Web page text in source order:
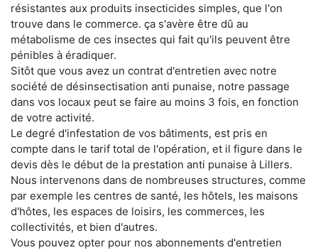
résistantes aux produits insecticides simples, que l'on
trouve dans le commerce. ça s'avère être dû au
métabolisme de ces insectes qui fait qu'ils peuvent être
pénibles à éradiquer.
Sitôt que vous avez un contrat d'entretien avec notre
société de désinsectisation anti punaise, notre passage
dans vos locaux peut se faire au moins 3 fois, en fonction
de votre activité.
Le degré d'infestation de vos bâtiments, est pris en
compte dans le tarif total de l'opération, et il figure dans le
devis dès le début de la prestation anti punaise à Lillers.
Nous intervenons dans de nombreuses structures, comme
par exemple les centres de santé, les hôtels, les maisons
d'hôtes, les espaces de loisirs, les commerces, les
collectivités, et bien d'autres.
Vous pouvez opter pour nos abonnements d'entretien